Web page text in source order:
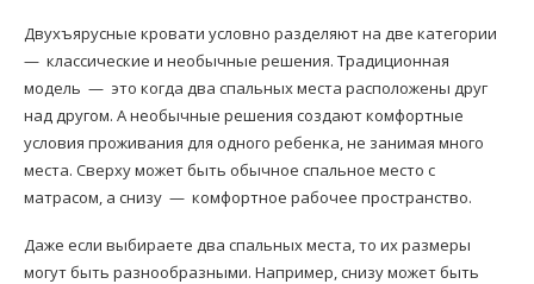
Двухъярусные кровати условно разделяют на две категории
— классические и необычные решения. Традиционная
модель — это когда два спальных места расположены друг
над другом. А необычные решения создают комфортные
условия проживания для одного ребенка, не занимая много
места. Сверху может быть обычное спальное место с
матрасом, а снизу — комфортное рабочее пространство.
Даже если выбираете два спальных места, то их размеры
могут быть разнообразными. Например, снизу может быть